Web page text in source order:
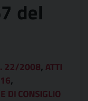
del
22/2008, ATTI
,
DI CONSIGLIO